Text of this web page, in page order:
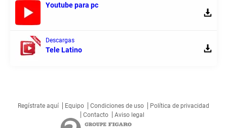
Youtube para pc
Descargas
Tele Latino
Regístrate aquí Equipo Condiciones de uso
Política de privacidad
Contacto
Aviso legal